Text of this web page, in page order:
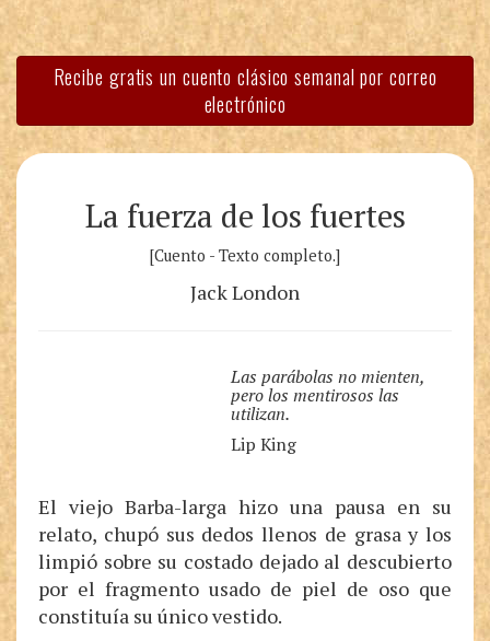
Recibe gratis un cuento clásico semanal por correo
electrónico
La fuerza de los fuertes
[Cuento - Texto completo.]
Jack London
Las parábolas no mienten,
pero los mentirosos las
utilizan.
Lip King
El viejo Barba-larga hizo una pausa en su
relato, chupó sus dedos llenos de grasa y los
limpió sobre su costado dejado al descubierto
por el fragmento usado de piel de oso que
constituía su único vestido.